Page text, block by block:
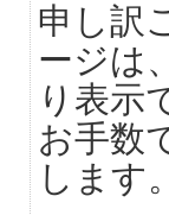
申し訳
ージは
り表示
お手数
します。